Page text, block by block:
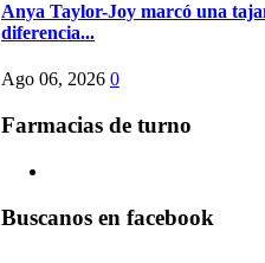
Anya Taylor-Joy marcó una
diferencia...
Ago 06, 2026 0
Farmacias de turno
Buscanos en facebook